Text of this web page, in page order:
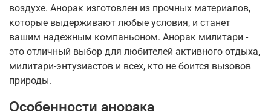
воздухе. Анорак изготовлен из прочных материалов,
которые выдерживают любые условия, и станет
вашим надежным компаньоном. Анорак милитари -
это отличный выбор для любителей активного отдыха,
милитари-энтузиастов и всех, кто не боится вызовов
природы.
Особенности анорака